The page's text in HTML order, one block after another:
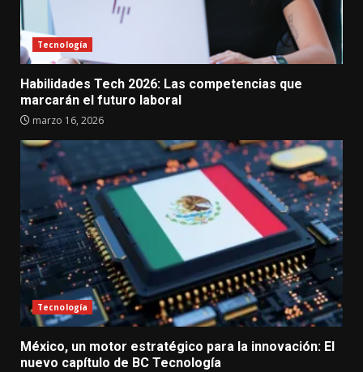
Tecnología
Habilidades Tech 2026: Las competencias que
marcarán el futuro laboral
marzo 16, 2026
Tecnología
México, un motor estratégico para la innovación: El
nuevo capítulo de BC Tecnología